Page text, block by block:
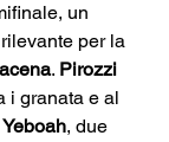
un
per la
. Pirozzi
i granata e al
Yeboah, due